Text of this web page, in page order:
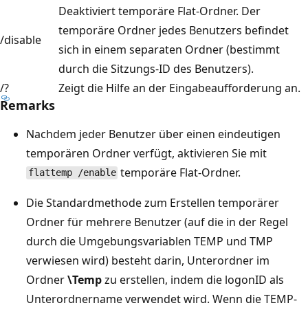
/disable
Deaktiviert temporäre Flat-Ordner. Der
temporäre Ordner jedes Benutzers befindet
sich in einem separaten Ordner (bestimmt
durch die Sitzungs-ID des Benutzers).
/?
Zeigt die Hilfe an der Eingabeaufforderung an.
Remarks
Nachdem jeder Benutzer über einen eindeutigen
temporären Ordner verfügt, aktivieren Sie mit
flattemp /enable temporäre Flat-Ordner.
Die Standardmethode zum Erstellen temporärer
Ordner für mehrere Benutzer (auf die in der Regel
durch die Umgebungsvariablen TEMP und TMP
verwiesen wird) besteht darin, Unterordner im
Ordner\Tempzu erstellen, indem die logonID als
Unterordnername verwendet wird. Wenn die TEMP-